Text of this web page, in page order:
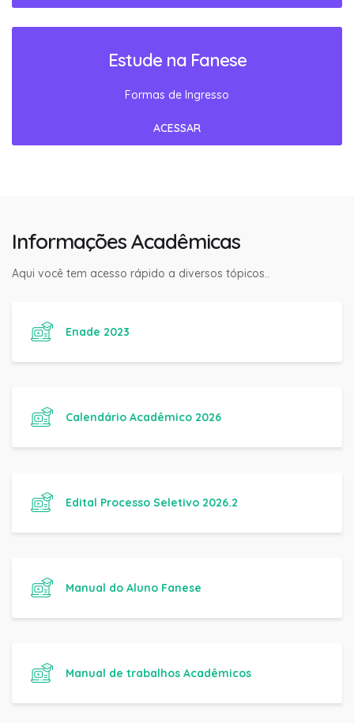
Estude na Fanese
Formas de Ingresso
ACESSAR
Informações Acadêmicas
Aqui você tem acesso rápido a diversos tópicos..
Enade 2023
Calendário Acadêmico 2026
Edital Processo Seletivo 2026.2
Manual do Aluno Fanese
Manual de trabalhos Acadêmicos